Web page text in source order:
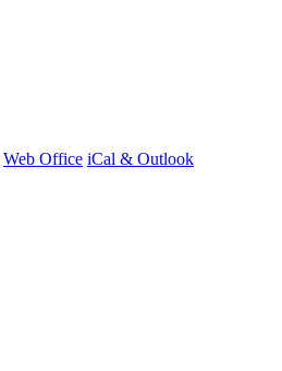
Web Office iCal & Outlook